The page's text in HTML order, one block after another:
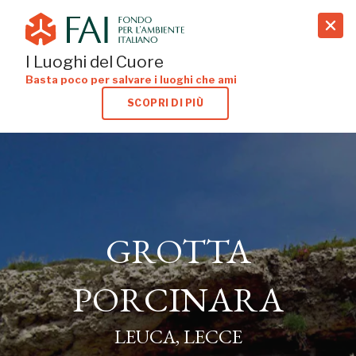
search
I Luoghi del Cuore
Basta poco per salvare i luoghi che ami
SCOPRI DI PIÙ
GROTTA
PORCINARA
LEUCA, LECCE
PORCINARA
LEUCA, LECCE